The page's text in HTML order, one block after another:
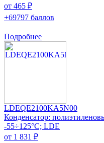
от 465 ₽
+69797 баллов
Подробнее
LDEQE2100KA5N00
Конденсатор:
-55÷125°C; LDE
от 1 831 ₽